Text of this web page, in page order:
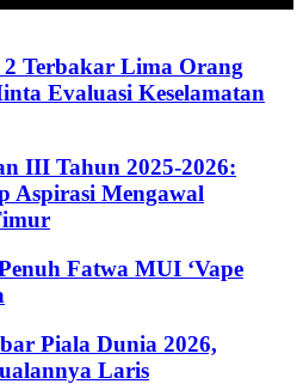
Terbakar Lima Orang
Evaluasi Keselamatan
III Tahun 2025-2026:
Aspirasi Mengawal
Fatwa MUI ‘Vape
Piala Dunia 2026,
Laris